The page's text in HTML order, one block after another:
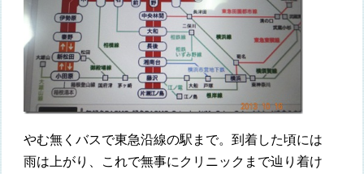
やむ無くバスで東急沿線の駅まで。到着した頃には
雨は上がり、これで無事にクリニックまで辿り着け